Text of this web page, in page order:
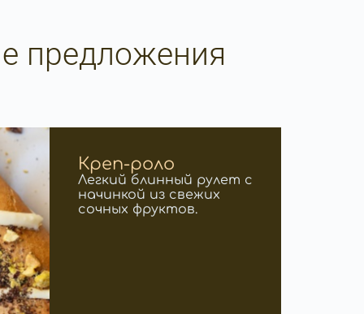
предложения
Креп-роло
Легкий блинный рулет с
начинкой из свежих
сочных фруктов.